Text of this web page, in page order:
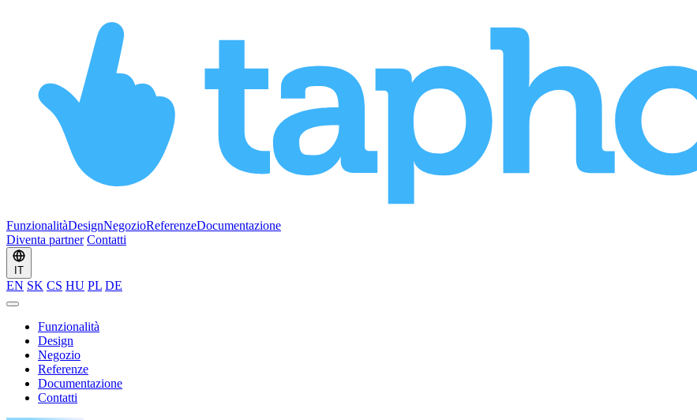
FunzionalitàDesignNegozioReferenzeDocumentazione
Diventa partner Contatti
IT
EN SK CS HU PL DE
Funzionalità
Design
Negozio
Referenze
Documentazione
Contatti